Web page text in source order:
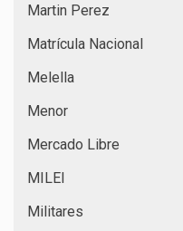
Martin Perez
Matrícula Nacional
Melella
Menor
Mercado Libre
MILEI
Militares